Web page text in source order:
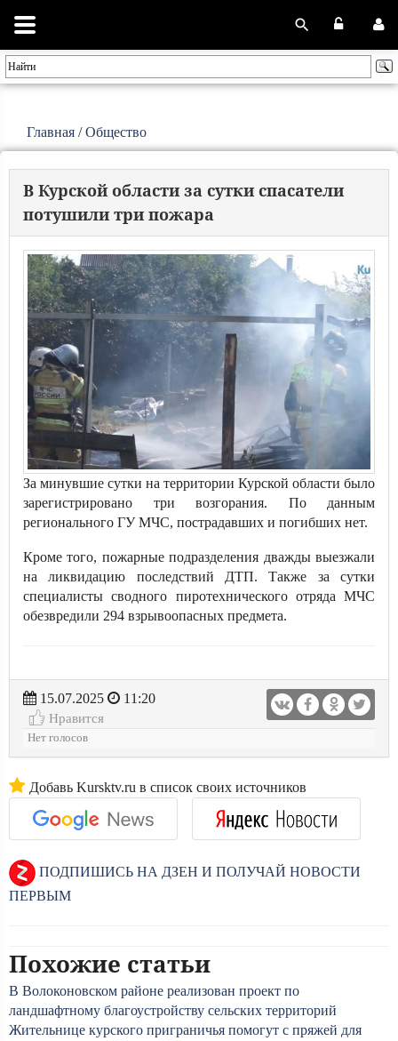
Главная /Общество
В Курской области за сутки спасатели
потушили три пожара
За минувшие сутки на территории Курской области было
зарегистрировано три возгорания. По данным
регионального ГУ МЧС, пострадавших и погибших нет.
Кроме того, пожарные подразделения дважды выезжали
на ликвидацию последствий ДТП. Также за сутки
специалисты сводного пиротехнического отряда МЧС
обезвредили 294 взрывоопасных предмета.
15.07.2025
11:20
Нравится
Нет голосов
Добавь Kursktv.ru в список своих источников
ПОДПИШИСЬ НА ДЗЕН И ПОЛУЧАЙ НОВОСТИ
ПЕРВЫМ
Похожие статьи
В Волоконовском районе реализован проект по
ландшафтному благоустройству сельских территорий
Жительнице курского приграничья помогут с пряжей для